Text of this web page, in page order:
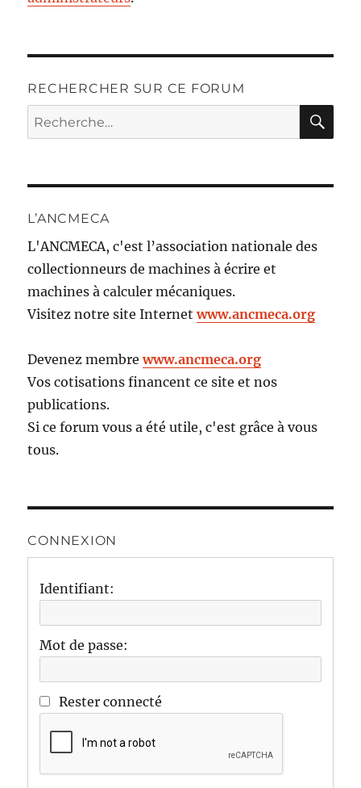
RECHERCHER SUR CE FORUM
Recherche
pour :
L’ANCMECA
L'ANCMECA, c'est l’association nationale des
collectionneurs de machines à écrire et
machines à calculer mécaniques.
Visitez notre site Internetwww.ancmeca.org
Devenez membrewww.ancmeca.org
Vos cotisations financent ce site et nos
publications.
Si ce forum vous a été utile, c'est grâce à vous
tous.
CONNEXION
Identifiant:
Mot de passe:
Rester connecté